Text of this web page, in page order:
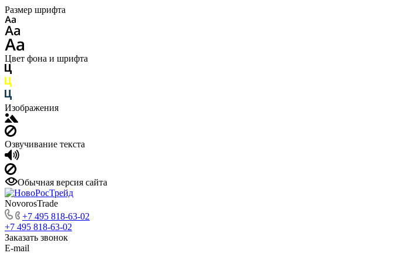
Размер шрифта
Цвет фона и шрифта
Изображения
Озвучивание текста
Обычная версия сайта
NovorosTrade
+7 495 818-63-02
+7 495 818-63-02
Заказать звонок
E-mail